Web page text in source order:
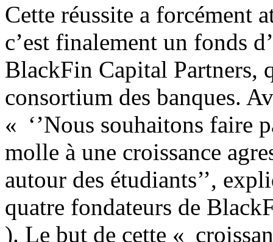
Cette réussite a forcément
c’est finalement un fonds
BlackFin Capital Partners,
consortium des banques.
« ‘’Nous souhaitons faire
molle à une croissance
autour des étudiants’’,
quatre fondateurs de
). Le but de cette «